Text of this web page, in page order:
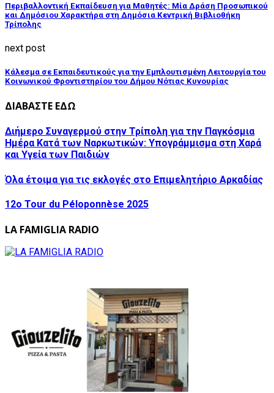
Περιβαλλοντική Εκπαίδευση για Μαθητές: Μία Δράση Προσωπικού
και Δημόσιου Χαρακτήρα στη Δημόσια Κεντρική Βιβλιοθήκη
Τρίπολης
next post
Κάλεσμα σε Εκπαιδευτικούς για την Εμπλουτισμένη Λειτουργία του
Κοινωνικού Φροντιστηρίου του Δήμου Νότιας Κυνουρίας
ΔΙΑΒΑΣΤΕ ΕΔΩ
Διήμερο Συναγερμού στην Τρίπολη για την Παγκόσμια
Ημέρα Κατά των Ναρκωτικών: Υπογράμμισμα στη Χαρά
και Υγεία των Παιδιών
Όλα έτοιμα για τις εκλογές στο Επιμελητήριο Αρκαδίας
12ο Tour du Péloponnèse 2025
LA FAMIGLIA RADIO